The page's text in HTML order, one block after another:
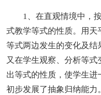
1、在直观情境中，
式教学等式的性质。用
等式两边发生的变化及结
又在学生观察、分析等
出等式的性质，使学生进
初步发展了抽象归纳能力。